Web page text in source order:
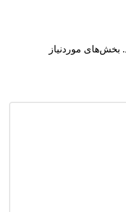
بخش‌های موردنیاز